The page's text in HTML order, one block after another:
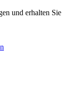
und erhalten Sie